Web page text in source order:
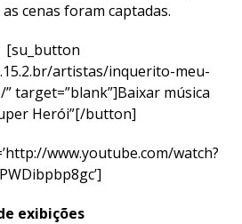
cenas foram captadas.
[su_button
artistas/inquerito-meu-
target=”blank”]Baixar música
Herói”[/button]
www.youtube.com/watch?
exibições